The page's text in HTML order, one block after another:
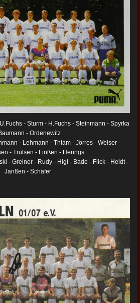
- Sturm - H.Fuchs - Steinmann - Spyrka
- Ordenewitz
- Lehmann - Thiam - Jörres - Weiser -
- Trulsen - Linßen - Herings
- Greiner - Rudy - Higl - Bade - Flick - Heldt -
Janßen - Schäfer